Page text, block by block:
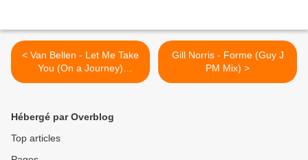
< Van Bellen - Let Me Take
You (On a Journey)
(Sebastien Leger)
Gill Norris - Forme (Guy J
PM Mix) >
Hébergé par Overblog
Top articles